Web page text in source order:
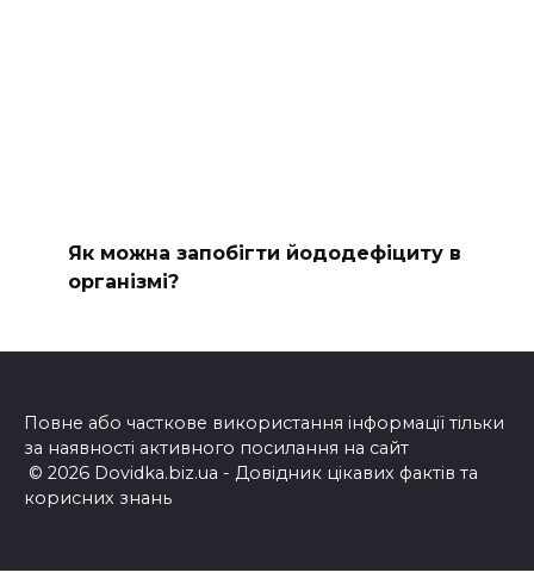
Як можна запобігти йододефіциту в
організмі?
Повне або часткове використання інформації тільки
за наявності активного посилання на сайт
© 2026 Dovidka.biz.ua - Довідник цікавих фактів та
корисних знань